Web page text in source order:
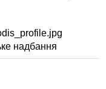
надбання